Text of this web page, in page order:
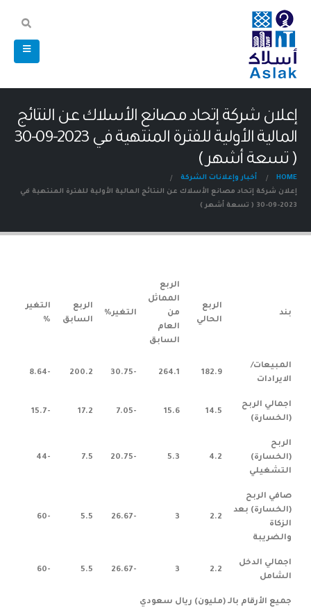
إعلان شركة إتحاد مصانع الأسلاك عن النتائج
المالية الأولية للفترة المنتهية في 2023-09-30
( تسعة أشهر )
HOME
أخبار وإعلانات الشركة
إعلان شركة إتحاد مصانع الأسلاك عن النتائج المالية الأولية للفترة المنتهية في
2023-09-30 ( تسعة أشهر )
بند
الربع
الحالي
الربع
المماثل
من
العام
السابق
التغير%
الربع
السابق
التغير
%
المبيعات/
الايرادات
182.9
264.1
-30.75
200.2
-8.64
اجمالي الربح
(الخسارة)
14.5
15.6
-7.05
17.2
-15.7
الربح
(الخسارة)
التشغيلي
4.2
5.3
-20.75
7.5
-44
صافي الربح
(الخسارة) بعد
الزكاة
والضريبة
2.2
3
-26.67
5.5
-60
اجمالي الدخل
الشامل
2.2
3
-26.67
5.5
-60
جميع الأرقام بالـ (مليون) ريال سعودي